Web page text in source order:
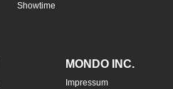
Showtime
MONDO INC.
Impressum